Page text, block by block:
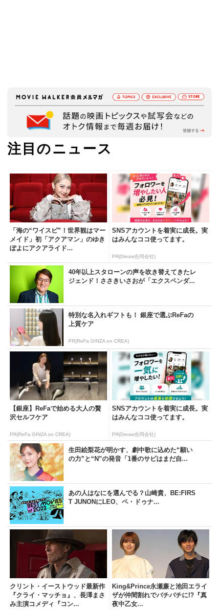
注目のニュース
「海の“ワイスピ”！世界観はマー
メイド」初「アクアマン」のゆき
ぽよにアクアライド...
SNSアカウントを着実に成長。実
はみんなココ使ってます。
PR(Dreaw合同会社)
40年以上スタローンの声を吹き替えてきたレ
ジェンド！ささきいさおが「エクスペンダ...
特別な名入れギフトも！ 銀座で選ぶReFaの
上質ケア
PR(ReFa GINZA on CREA)
【銀座】ReFaで始める大人の贅
沢セルフケア
PR(ReFa GINZA on CREA)
SNSアカウントを着実に成長。実
はみんなココ使ってます。
PR(Dreaw合同会社)
生田絵梨花が明かす、劇中歌に込めた“願い
の力”と“N”の発音「1番のサビはまだ自...
あの人はなにを選んでる？山崎貴、BE:FIRS
T JUNONにLEO、ペ・ドゥナ...
クリント・イーストウッド最新作
『クライ・マッチョ』、長澤まさ
み主演コメディ『コン...
King&Prince永瀬廉と池田エライ
ザが仲間割れでバチバチに!?『真
夜中乙女...